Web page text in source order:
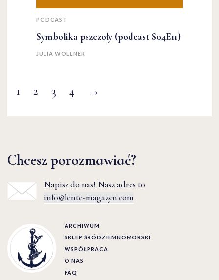
PODCAST
Symbolika pszczoły (podcast S04E11)
JULIA WOLLNER
1 2 3 4 →
Chcesz porozmawiać?
Napisz do nas! Nasz adres to
info@lente-magazyn.com
ARCHIWUM
SKLEP ŚRÓDZIEMNOMORSKI
WSPÓŁPRACA
O NAS
FAQ